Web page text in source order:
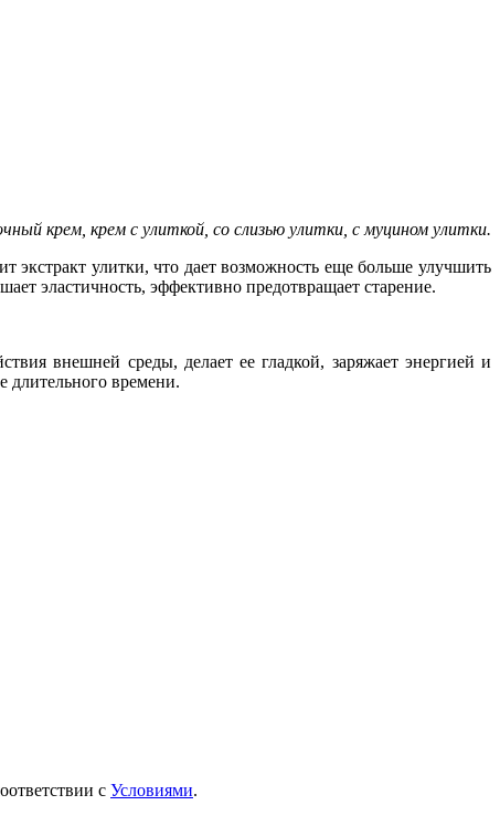
крем, крем с улиткой, со слизью улитки, с муцином улитки.
экстракт улитки, что дает возможность еще больше улучшить
эластичность, эффективно предотвращает старение.
внешней среды, делает ее гладкой, заряжает энергией и
длительного времени.
с Условиями.